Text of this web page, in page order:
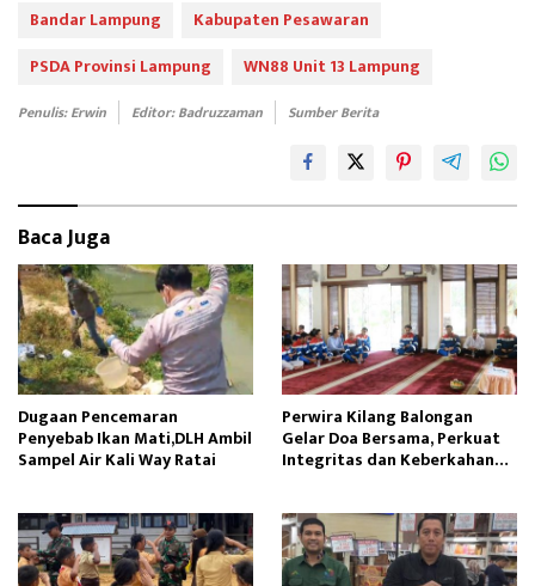
b
oo
k
to
d
o
n
ail e
Bandar Lampung
Kabupaten Pesawaran
PSDA Provinsi Lampung
WN88 Unit 13 Lampung
Penulis: Erwin Editor: Badruzzaman Sumber Berita
Baca Juga
Dugaan Pencemaran
Penyebab Ikan Mati,DLH Ambil
Sampel Air Kali Way Ratai
Perwira Kilang Balongan
Gelar Doa Bersama, Perkuat
Integritas dan Keberkahan